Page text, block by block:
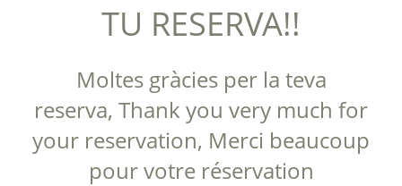
TU RESERVA!!
Moltes gràcies per la teva
reserva, Thank you very much for
your reservation, Merci beaucoup
pour votre réservation